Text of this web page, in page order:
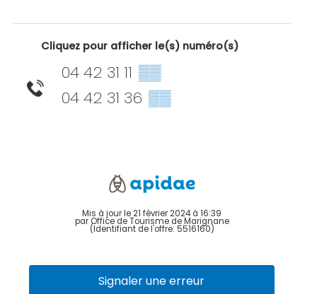
Cliquez pour afficher le(s) numéro(s)
04 42 31 11 ▒▒
04 42 31 36 ▒▒
Mis à jour le 21 février 2024 à 16:39
par Office de Tourisme de Marignane
(Identifiant de l'offre: 5516160)
Signaler une erreur